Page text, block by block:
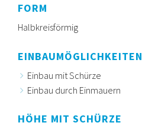
FORM
Halbkreisförmig
EINBAUMÖGLICHKEITEN
Einbau mit Schürze
Einbau durch Einmauern
HÖHE MIT SCHÜRZE